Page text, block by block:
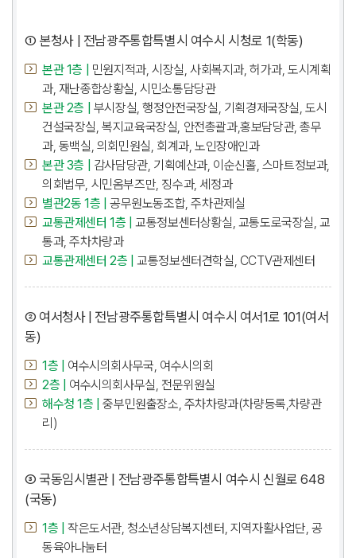
① 본청사 | 전남광주통합특별시 여수시 시청로 1(학동)
본관 1층 |
민원지적과, 시장실, 사회복지과, 허가과, 도시계획
과, 재난종합상황실, 시민소통담당관
본관 2층 |
부시장실, 행정안전국장실, 기획경제국장실, 도시
건설국장실, 복지교육국장실, 안전총괄과,홍보담당관, 총무
과, 동백실, 의회민원실, 회계과, 노인장애인과
본관 3층 |
감사담당관, 기획예산과, 이순신홀, 스마트정보과,
의회법무, 시민옴부즈만, 징수과, 세정과
별관2동 1층 |
공무원노동조합, 주차관제실
교통관제센터 1층 |
교통정보센터상황실, 교통도로국장실, 교
통과, 주차차량과
교통관제센터 2층 |
교통정보센터견학실, CCTV관제센터
② 여서청사 | 전남광주통합특별시 여수시 여서1로 101(여서
동)
1층 |
여수시의회사무국, 여수시의회
2층 |
여수시의회사무실, 전문위원실
해수청 1층 |
중부민원출장소, 주차차량과(차량등록,차량관
리)
③ 국동임시별관 | 전남광주통합특별시 여수시 신월로 648
(국동)
1층 |
작은도서관, 청소년상담복지센터, 지역자활사업단, 공
동육아나눔터